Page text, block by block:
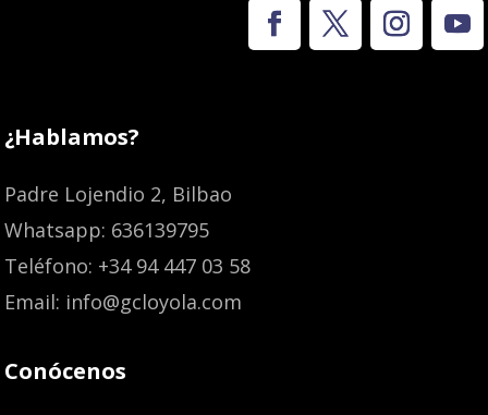
¿Hablamos?
Padre Lojendio 2, Bilbao
Whatsapp: 636139795
Teléfono: +34 94 447 03 58
Email: info@gcloyola.com
Conócenos